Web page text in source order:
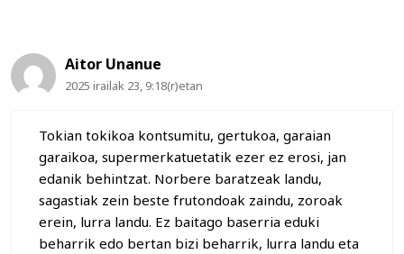
Aitor Unanue
2025 irailak 23, 9:18(r)etan
Tokian tokikoa kontsumitu, gertukoa, garaian
garaikoa, supermerkatuetatik ezer ez erosi, jan
edanik behintzat. Norbere baratzeak landu,
sagastiak zein beste frutondoak zaindu, zoroak
erein, lurra landu. Ez baitago baserria eduki
beharrik edo bertan bizi beharrik, lurra landu eta